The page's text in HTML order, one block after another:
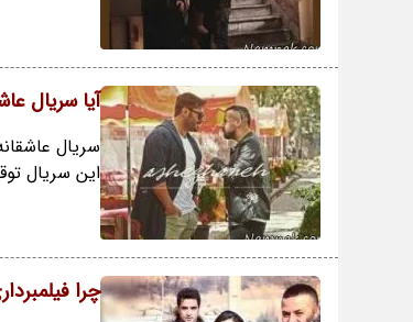
آیا سریال
سریال
این سریال
چرا